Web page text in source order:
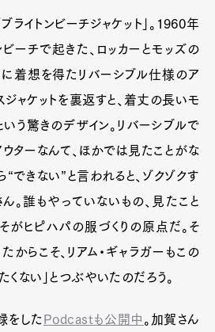
ライトンビーチジャケット」。1960年
ーチで起きた、ロッカーとモッズの
に着想を得たリバーシブル仕様のア
ジャケットを裏返すと、着丈の長いモ
う驚きのデザイン。リバーシブルで
ターなんて、ほかでは見たことがな
“できない”と言われると、ゾクゾクす
。誰もやっていないもの、見たこと
ヒピハパの服づくりの原点だ。そ
からこそ、リアム・ギャラガーもこの
くない」とつぶやいたのだろう。
をした Podcastも公開中 。加賀さん